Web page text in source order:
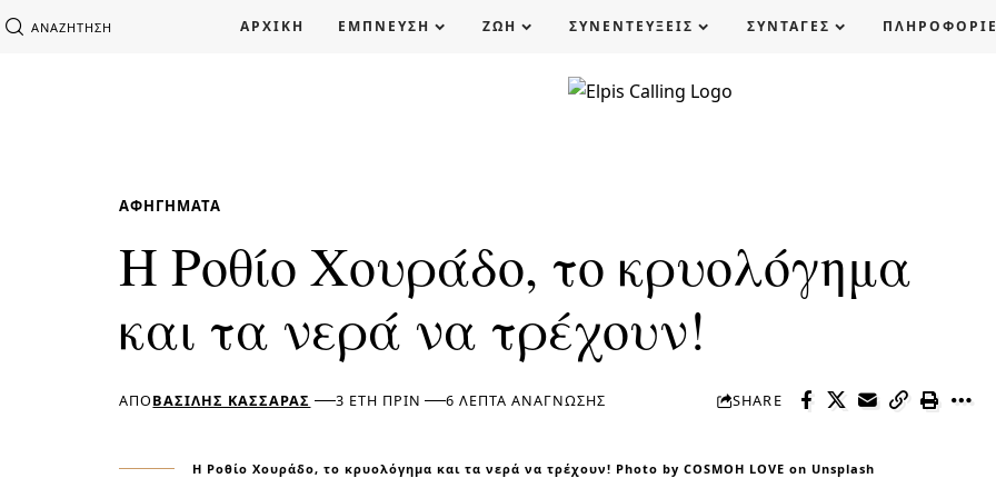
ΑΝΑΖΉΤΗΣΗ ΑΡΧΙΚΗ ΕΜΠΝΕΥΣΗ ΖΩΗ ΣΥΝΕΝΤΕΥΞΕΙΣ ΣΥΝΤΑΓΕΣ
ΑΦΗΓΉΜΑΤΑ
Η Ροθίο Χουράδο, το κρυολόγημα
και τα νερά να τρέχουν!
ΑΠΌΒΑΣΊΛΗΣ ΚΑΣΣΆΡΑΣ 3 ΈΤΗ ΠΡΙΝ 6 ΛΕΠΤΆ ΑΝΆΓΝΩΣΗΣ SHARE
Η Ροθίο Χουράδο, το κρυολόγημα και τα νερά να τρέχουν! Photo by COSMOH LOVE on Unsplash